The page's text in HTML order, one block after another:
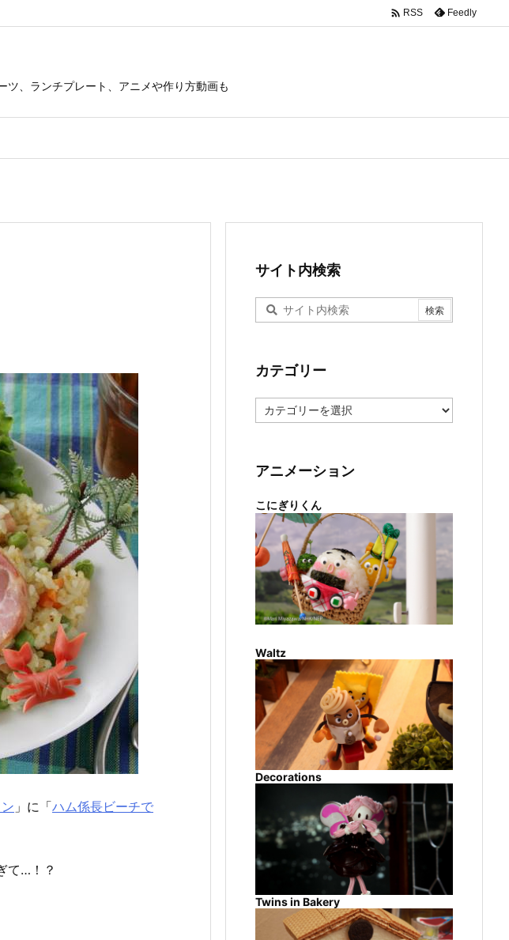
、ランチプレート、アニメや作り方動画も
 RSS Feedly
」に「ハム係長ビーチで
て…！？
サイト内検索
カテゴリー
テ
ー
アニメーション
こにぎりくん
Waltz
Decorations
Twins in Bakery